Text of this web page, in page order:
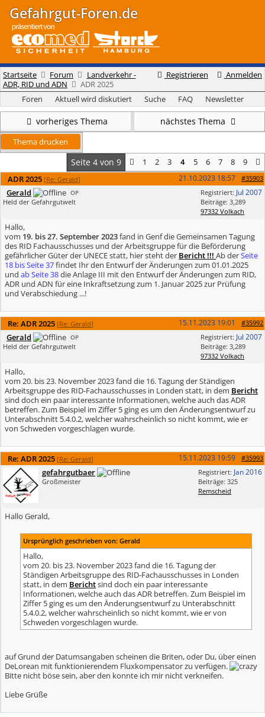
Gefahrgut-Foren.de
Registrieren Anmelden
Startseite Forum
Landverkehr -
ADR, RID und ADN
ADR 2025
Foren
Aktuell wird diskutiert Suche FAQ Newsletter
vorheriges Thema nächstes Thema
Thema drucken
Seite 4 von 9 1 2 3 4 5 6 7 8
9
ADR 2025 [Re: Gerald] #35903
21.10.2023 18:57
Registriert: Jul 2007
Beiträge: 3,289
97332 Volkach
Gerald OP
Held der Gefahrgutwelt
Hallo,
vom 19. bis 27. September 2023fand in Genf die Gemeinsamen Tagung
des RID Fachausschusses und der Arbeitsgruppe für die Beförderung
gefährlicher Güter der UNECE statt, hier steht der Bericht !!! Ab derSeite
18 bis Seite 37findet Ihr den Entwurf der Änderungen zum 01.01.2025
und ab Seite 38die Anlage III mit den Entwurf der Änderungen zum RID,
ADR und ADN für eine Inkraftsetzung zum 1. Januar 2025 zur Prüfung
und Verabschiedung ...!
Re: ADR 2025 [Re: Gerald] #35992
15.11.2023 19:01
Registriert: Jul 2007
Beiträge: 3,289
97332 Volkach
Gerald OP
Held der Gefahrgutwelt
Hallo,
vom 20. bis 23. November 2023 fand die 16. Tagung der Ständigen
Arbeitsgruppe des RID-Fachausschusses in Londen statt, in dem Bericht
sind doch ein paar interessante Informationen, welche auch das ADR
betreffen. Zum Beispiel im Ziffer 5 ging es um den Änderungsentwurf zu
Unterabschnitt 5.4.0.2, welcher wahrscheinlich so nicht kommt, wie er
von Schweden vorgeschlagen wurde.
Re: ADR 2025 [Re: Gerald] #35993
15.11.2023 19:59
Registriert: Jan 2016
Beiträge: 325
Remscheid
gefahrgutbaer
Großmeister
Hallo Gerald,
Ursprünglich geschrieben von: Gerald
Hallo,
vom 20. bis 23. November 2023 fand die 16. Tagung der
Ständigen Arbeitsgruppe des RID-Fachausschusses in Londen
statt, in dem Berichtsind doch ein paar interessante
Informationen, welche auch das ADR betreffen. Zum Beispiel im
Ziffer 5 ging es um den Änderungsentwurf zu Unterabschnitt
5.4.0.2, welcher wahrscheinlich so nicht kommt, wie er von
Schweden vorgeschlagen wurde.
auf Grund der Datumsangaben scheinen die Briten, oder Du, über einen
DeLorean mit funktionierendem Fluxkompensator zu verfügen.
Bitte nicht böse sein, aber den konnte ich mir nicht verkneifen.
Liebe Grüße